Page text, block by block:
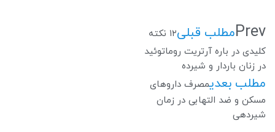
Prevمطلب قبلی
۱۲ نکته
کلیدی در باره آرتریت روماتوئید
در زنان باردار و شیرده
مطلب بعدیمصرف داروهای
مسکن و ضد التهابی در زمان
شیردهی